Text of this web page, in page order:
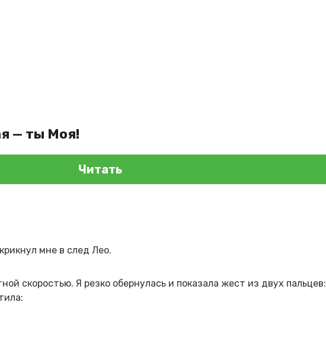
— ты Моя!
Читать
мне в след Лео.
скоростью. Я резко обернулась и показала жест из двух пальцев: